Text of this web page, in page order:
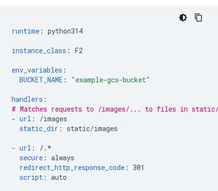
runtime : python314
instance_class : F2
env_variables :
BUCKET_NAME : "example-gcs-bucket"
handlers :
# Matches requests to /images/... to files in
- url :
/images
static_dir : static/images
- url :
/.*
secure : always
redirect_http_response_code :
301
script : auto